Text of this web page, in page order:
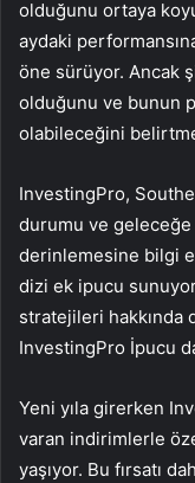
olduğunu ortaya
aydaki
öne sürüyor. Ancak
olduğunu ve bunun
olabileceğini
InvestingPro,
durumu ve
derinlemesine bilgi
dizi ek ipucu
stratejileri hakkında
InvestingPro İpucu
Yeni yıla girerken
varan indirimlerle
yaşıyor. Bu fırsatı